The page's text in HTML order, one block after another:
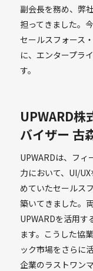
副会長を務め、弊
担ってきました。
セールスフォース
に、エンタープラ
す。
UPWARD株
バイザー 古
UPWARDは、フィ
力において、UI/
めていたセールス
築いてきました。
UPWARDを活用
ます。こうした協
ック市場をさらに
企業のラストワン